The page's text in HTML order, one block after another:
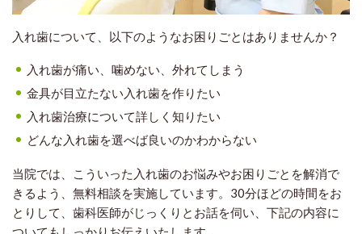
入れ歯について、以下のようなお困りごとはありませんか？
入れ歯が痛い、噛めない、外れてしまう
金具が目立たない入れ歯を作りたい
入れ歯治療について詳しく知りたい
どんな入れ歯を選べば良いのかわからない
当院では、こういった入れ歯のお悩みやお困りごとを解消で
きるよう、無料相談を実施しています。30分ほどの時間をお
とりして、歯科医師がじっくりとお話を伺い、下記の内容に